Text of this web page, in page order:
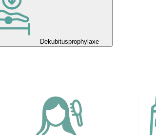
Dekubitusprophylaxe